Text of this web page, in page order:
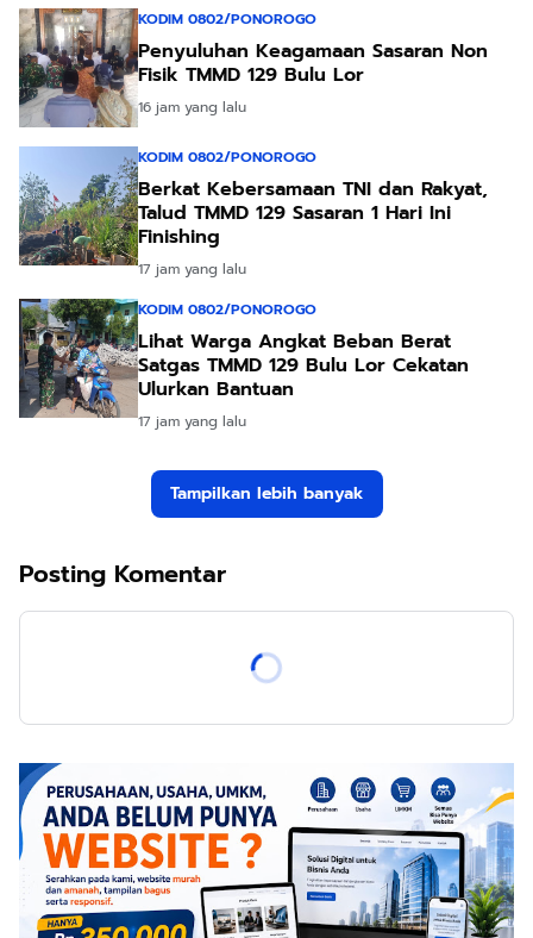
KODIM 0802/PONOROGO
Penyuluhan Keagamaan Sasaran Non
Fisik TMMD 129 Bulu Lor
16 jam yang lalu
KODIM 0802/PONOROGO
Berkat Kebersamaan TNI dan Rakyat,
Talud TMMD 129 Sasaran 1 Hari Ini
Finishing
17 jam yang lalu
KODIM 0802/PONOROGO
Lihat Warga Angkat Beban Berat
Satgas TMMD 129 Bulu Lor Cekatan
Ulurkan Bantuan
17 jam yang lalu
Tampilkan lebih banyak
Posting Komentar